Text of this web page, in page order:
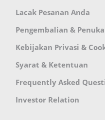
Lacak Pesanan Anda
Pengembalian &
Kebijakan Privasi &
Syarat & Ketentuan
Frequently Asked
Investor Relation